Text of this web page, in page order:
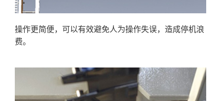
操作更简便，可以有效避免人为操作失误，造成停机浪
费。